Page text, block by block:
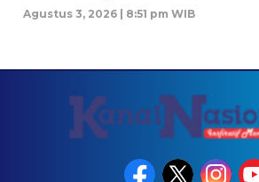
Agustus 3, 2026 | 8:51 pm WIB